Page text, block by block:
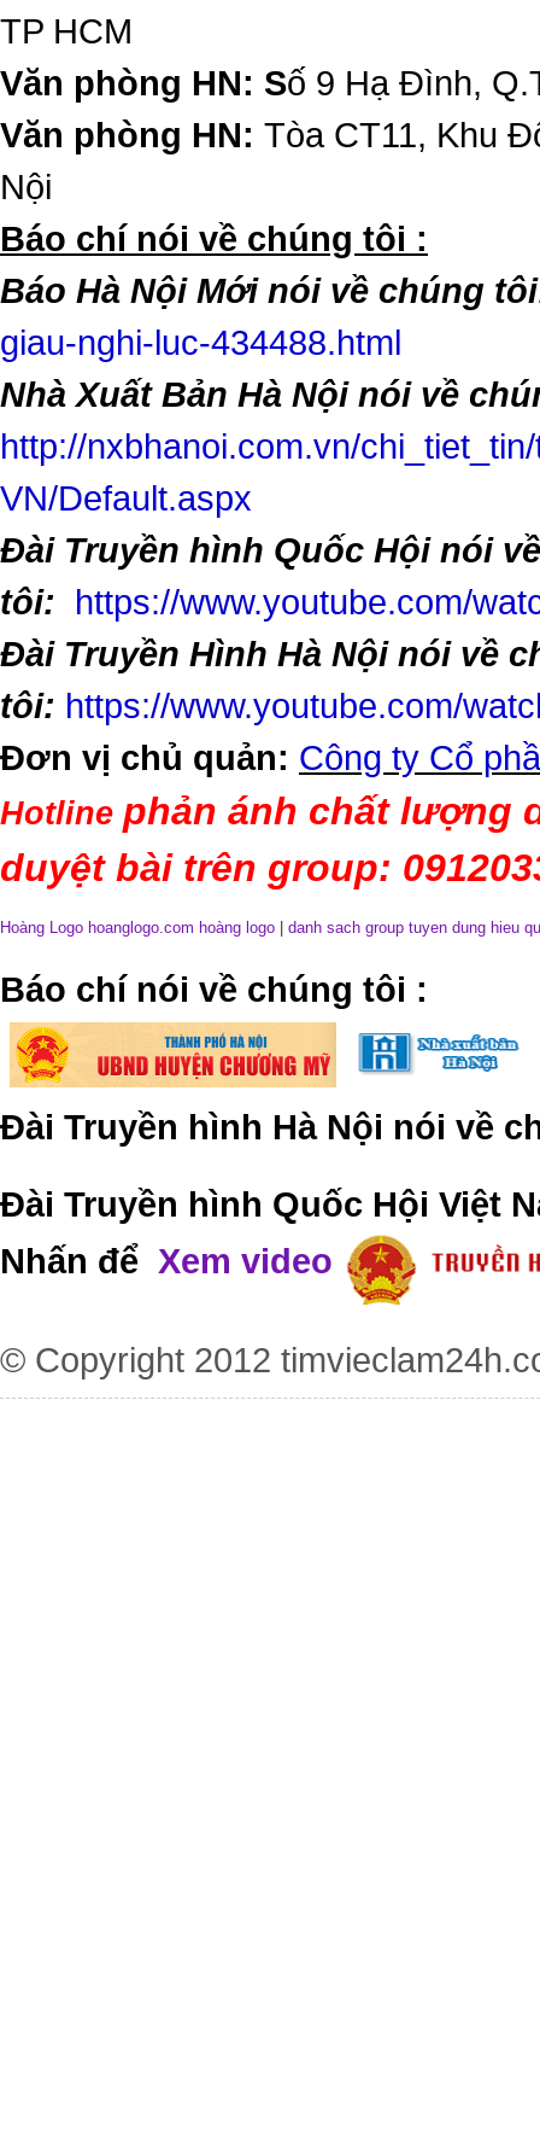
TP HCM
Văn phòng HN: Số 9 Hạ Đình,
Văn phòng HN: Tòa CT11, Khu
Nội
​Báo chí nói về chúng tôi :
Báo Hà Nội Mới nói về chúng
giau-nghi-luc-434488.html
Nhà Xuất Bản Hà Nội nói về
http://nxbhanoi.com.vn/
VN/Default.aspx
Đài Truyền hình Quốc Hội nói
tôi:
https://www.youtube.com/
Đài Truyền Hình Hà Nội nói về
tôi: https://www.youtube.com/
Đơn vị chủ quản: Công ty Cổ
Hotline phản ánh chất lượng
duyệt bài trên group:
Hoàng Logo hoanglogo.com hoàng logo danh sach group tuyen dung hieu
​Báo chí nói về chúng tôi :
Đài Truyền hình Hà Nội nói về
Đài Truyền hình Quốc Hội Việt
Nhấn để Xem video
© Copyright 2012